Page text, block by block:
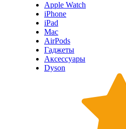
Apple Watch
iPhone
iPad
Mac
AirPods
Гаджеты
Аксессуары
Dyson